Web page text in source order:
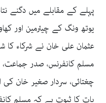
پہلے کے مقابلے میں دگنے
یوتھ ونگ کے چیئرمین اور
عثمان علی خان نے شرکاء کا
مسلم کانفرنس، صدر جماعت،
چغتائی، سردار صغیر خان
بات کا ثبوت ہے کہ مسلم